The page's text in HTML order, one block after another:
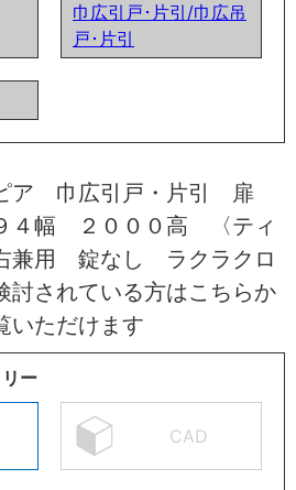
巾広引戸･片引/巾広吊
戸･片引
ア 巾広引戸・片引 扉
４幅 ２０００高 〈ティ
兼用 錠なし ラクラクロ
討されている方はこちらか
いただけます
ー
CAD